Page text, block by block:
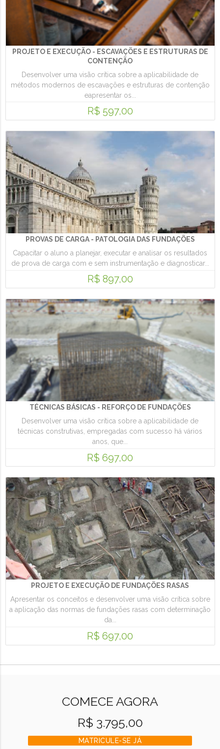
PROJETO E EXECUÇÃO - ESCAVAÇÕES E ESTRUTURAS DE
CONTENÇÃO
Desenvolver uma visão crítica sobre a aplicabilidade de
métodos modernos de escavações e estruturas de contenção
eapresentar os...
R$ 597,00
PROVAS DE CARGA - PATOLOGIA DAS FUNDAÇÕES
Capacitar o aluno a planejar, executar e analisar os resultados
de prova de carga com e sem instrumentação e diagnosticar...
R$ 897,00
TÉCNICAS BÁSICAS - REFORÇO DE FUNDAÇÕES
Desenvolver uma visão crítica sobre a aplicabilidade de
técnicas construtivas, empregadas com sucesso há vários
anos, que...
R$ 697,00
PROJETO E EXECUÇÃO DE FUNDAÇÕES RASAS
Apresentar os conceitos e desenvolver uma visão crítica sobre
a aplicação das normas de fundações rasas com determinação
da...
R$ 697,00
COMECE AGORA
R$ 3.795,00
MATRICULE-SE JÁ